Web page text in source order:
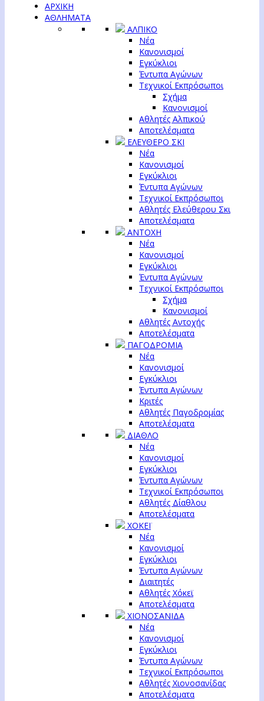
ΑΡΧΙΚΗ
ΑΘΛΗΜΑΤΑ
ΑΛΠΙΚΟ
Νέα
Κανονισμοί
Εγκύκλιοι
Έντυπα Αγώνων
Τεχνικοί Εκπρόσωποι
Σχήμα
Κανονισμοί
Αθλητές Αλπικού
Αποτελέσματα
ΕΛΕΥΘΕΡΟ ΣΚΙ
Νέα
Κανονισμοί
Εγκύκλιοι
Έντυπα Αγώνων
Τεχνικοί Εκπρόσωποι
Αθλητές Ελεύθερου Σκι
Αποτελέσματα
ΑΝΤΟΧΗ
Νέα
Κανονισμοί
Εγκύκλιοι
Έντυπα Αγώνων
Τεχνικοί Εκπρόσωποι
Σχήμα
Κανονισμοί
Αθλητές Αντοχής
Αποτελέσματα
ΠΑΓΟΔΡΟΜΙΑ
Νέα
Κανονισμοί
Εγκύκλιοι
Έντυπα Αγώνων
Κριτές
Αθλητές Παγοδρομίας
Αποτελέσματα
ΔΙΑΘΛΟ
Νέα
Κανονισμοί
Εγκύκλιοι
Έντυπα Αγώνων
Τεχνικοί Εκπρόσωποι
Αθλητές Δίαθλου
Αποτελέσματα
ΧΟΚΕΪ
Νέα
Κανονισμοί
Εγκύκλιοι
Έντυπα Αγώνων
Διαιτητές
Αθλητές Χόκεϊ
Αποτελέσματα
ΧΙΟΝΟΣΑΝΙΔΑ
Νέα
Κανονισμοί
Εγκύκλιοι
Έντυπα Αγώνων
Τεχνικοί Εκπρόσωποι
Αθλητές Χιονοσανίδας
Αποτελέσματα